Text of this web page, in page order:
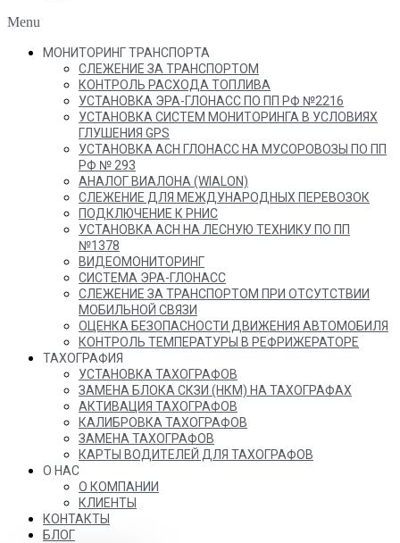
Menu
МОНИТОРИНГ ТРАНСПОРТА
СЛЕЖЕНИЕ ЗА ТРАНСПОРТОМ
КОНТРОЛЬ РАСХОДА ТОПЛИВА
УСТАНОВКА ЭРА-ГЛОНАСС ПО ПП РФ №2216
УСТАНОВКА СИСТЕМ МОНИТОРИНГА В УСЛОВИЯХ
ГЛУШЕНИЯ GPS
УСТАНОВКА АСН ГЛОНАСС НА МУСОРОВОЗЫ ПО ПП
РФ № 293
АНАЛОГ ВИАЛОНА (WIALON)
СЛЕЖЕНИЕ ДЛЯ МЕЖДУНАРОДНЫХ ПЕРЕВОЗОК
ПОДКЛЮЧЕНИЕ К РНИС
УСТАНОВКА АСН НА ЛЕСНУЮ ТЕХНИКУ ПО ПП
№1378
ВИДЕОМОНИТОРИНГ
СИСТЕМА ЭРА-ГЛОНАСС
СЛЕЖЕНИЕ ЗА ТРАНСПОРТОМ ПРИ ОТСУТСТВИИ
МОБИЛЬНОЙ СВЯЗИ
ОЦЕНКА БЕЗОПАСНОСТИ ДВИЖЕНИЯ АВТОМОБИЛЯ
КОНТРОЛЬ ТЕМПЕРАТУРЫ В РЕФРИЖЕРАТОРЕ
ТАХОГРАФИЯ
УСТАНОВКА ТАХОГРАФОВ
ЗАМЕНА БЛОКА СКЗИ (НКМ) НА ТАХОГРАФАХ
АКТИВАЦИЯ ТАХОГРАФОВ
КАЛИБРОВКА ТАХОГРАФОВ
ЗАМЕНА ТАХОГРАФОВ
КАРТЫ ВОДИТЕЛЕЙ ДЛЯ ТАХОГРАФОВ
О НАС
О КОМПАНИИ
КЛИЕНТЫ
КОНТАКТЫ
БЛОГ